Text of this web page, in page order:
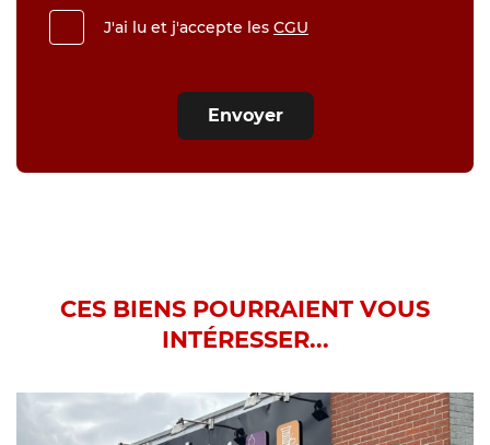
J'ai lu et j'accepte les CGU
Envoyer
CES BIENS POURRAIENT VOUS
INTÉRESSER...